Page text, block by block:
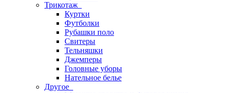
Трикотаж
Куртки
Футболки
Рубашки поло
Свитеры
Тельняшки
Джемперы
Головные уборы
Нательное белье
Другое